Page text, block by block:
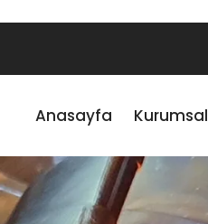
Anasayfa Kurumsal